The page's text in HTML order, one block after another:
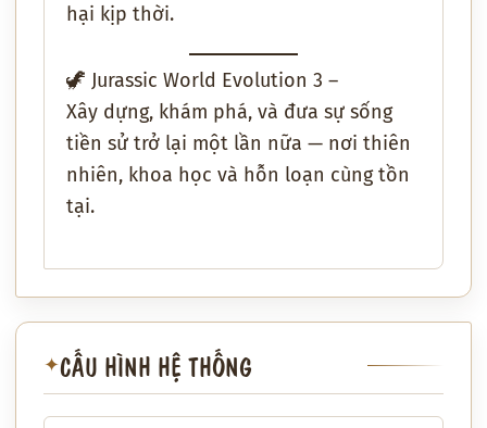
hại kịp thời.
🦖 Jurassic World Evolution 3 –
Xây dựng, khám phá, và đưa sự sống
tiền sử trở lại một lần nữa — nơi thiên
nhiên, khoa học và hỗn loạn cùng tồn
tại.
✦CẤU HÌNH HỆ THỐNG